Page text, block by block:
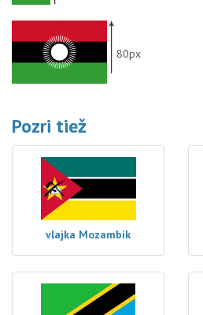
80px
Pozri tiež
vlajka Mozambik